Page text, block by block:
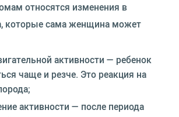
относятся изменения в
которые сама женщина может
активности — ребенок
чаще и резче. Это реакция на
активности — после периода